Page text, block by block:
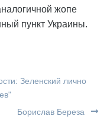
жопе
пункт Украины.
Зеленский лично
Борислав Береза